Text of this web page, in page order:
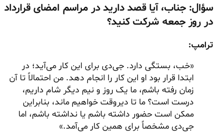
سؤال: جناب، آیا قصد دارید در مراسم امضای قرارداد
در روز جمعه شرکت کنید؟
ترامپ:
«خب، بستگی دارد. جی‌دی برای این کار می‌آید؛ در
ابتدا قرار بود او این کار را انجام دهد. من احتمالاً تا آن
زمان رفته باشم، ما یک روز و نیم دیگر شام داریم،
درست است؟ ما تا دیروقت خواهیم ماند، بنابراین
ممکن است حضور داشته باشم یا نداشته باشم، اما
جی‌دی مشخصاً برای همین کار می‌آمد.»